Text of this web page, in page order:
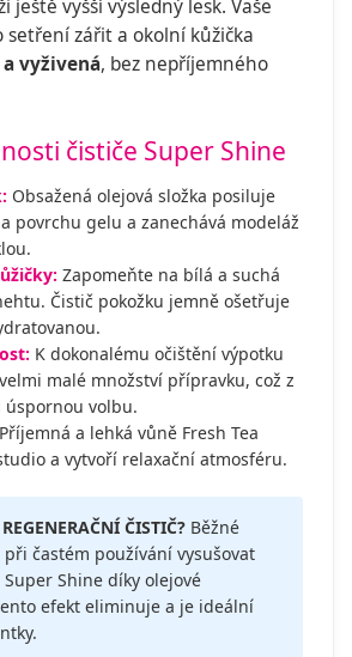
ještě vyšší výsledný lesk. Vaše
zářit a okolní kůžička
vyživená, bez nepříjemného
čističe Super Shine
Obsažená olejová složka posiluje
povrchu gelu a zanechává modeláž
Zapomeňte na bílá a suchá
Čistič pokožku jemně ošetřuje
K dokonalému očištění výpotku
malé množství přípravku, což z
úspornou volbu.
Příjemná a lehká vůně Fresh Tea
a vytvoří relaxační atmosféru.
ČISTIČ? Běžné
častém používání vysušovat
Shine díky olejové
efekt eliminuje a je ideální